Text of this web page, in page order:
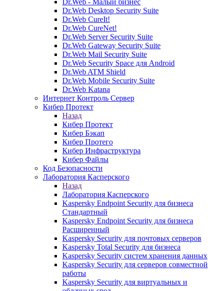
Dr.Web - Малый бизнес
Dr.Web Desktop Security Suite
Dr.Web CureIt!
Dr.Web CureNet!
Dr.Web Server Security Suite
Dr.Web Gateway Security Suite
Dr.Web Mail Security Suite
Dr.Web Security Space для Android
Dr.Web ATM Shield
Dr.Web Mobile Security Suite
Dr.Web Katana
Интернет Контроль Сервер
Кибер Протект
Назад
Кибер Протект
Кибер Бэкап
Кибер Протего
Кибер Инфраструктура
Кибер Файлы
Код Безопасности
Лаборатория Касперского
Назад
Лаборатория Касперского
Kaspersky Endpoint Security для бизнеса
Стандартный
Kaspersky Endpoint Security для бизнеса
Расширенный
Kaspersky Security для почтовых серверов
Kaspersky Total Security для бизнеса
Kaspersky Security систем хранения данных
Kaspersky Security для серверов совместной
работы
Kaspersky Security для виртуальных и